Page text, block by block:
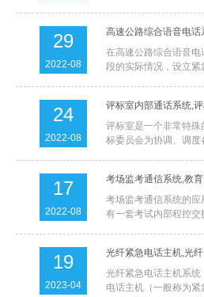
29
2022-08
高速公路综合语音电
在高速公路综合语音
段的实际情况，设立紧
24
2022-08
评标室内部通话系统,
评标室是一个非常特
标委员会为协调、调度
17
2022-08
考场监考通信系统,教
考场监考通信系统的
有一套考试内部程控交
19
2023-04
光纤紧急电话主机,光
光纤紧急电话主机系
电话主机（一般称为紧